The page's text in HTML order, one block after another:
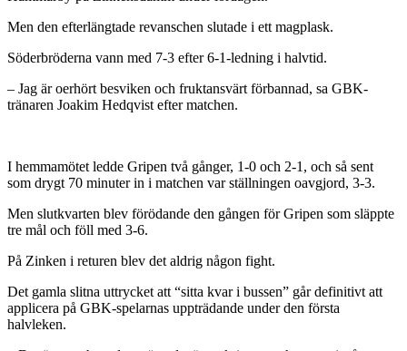
Men den efterlängtade revanschen slutade i ett magplask.
Söderbröderna vann med 7-3 efter 6-1-ledning i halvtid.
– Jag är oerhört besviken och fruktansvärt förbannad, sa GBK-
tränaren Joakim Hedqvist efter matchen.
I hemmamötet ledde Gripen två gånger, 1-0 och 2-1, och så sent
som drygt 70 minuter in i matchen var ställningen oavgjord, 3-3.
Men slutkvarten blev förödande den gången för Gripen som släppte
tre mål och föll med 3-6.
På Zinken i returen blev det aldrig någon fight.
Det gamla slitna uttrycket att “sitta kvar i bussen” går definitivt att
applicera på GBK-spelarnas uppträdande under den första
halvleken.